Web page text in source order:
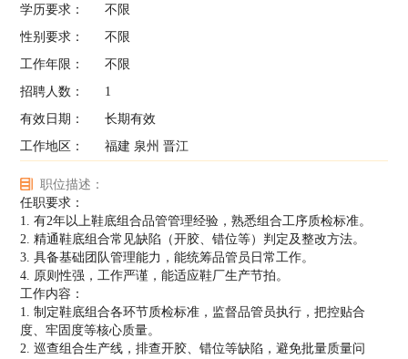
学历要求：
不限
性别要求：
不限
工作年限：
不限
招聘人数：
1
有效日期：
长期有效
工作地区：
福建 泉州 晋江
职位描述：
任职要求：
1. 有2年以上鞋底组合品管管理经验，熟悉组合工序质检标准。
2. 精通鞋底组合常见缺陷（开胶、错位等）判定及整改方法。
3. 具备基础团队管理能力，能统筹品管员日常工作。
4. 原则性强，工作严谨，能适应鞋厂生产节拍。
工作内容：
1. 制定鞋底组合各环节质检标准，监督品管员执行，把控贴合
度、牢固度等核心质量。
2. 巡查组合生产线，排查开胶、错位等缺陷，避免批量质量问